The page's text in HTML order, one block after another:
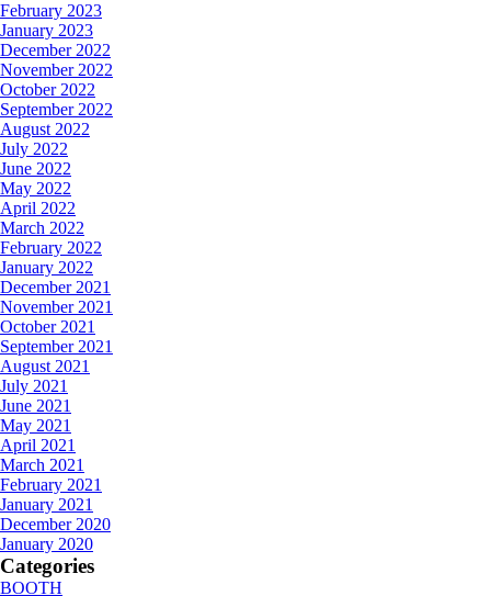
February 2023
January 2023
December 2022
November 2022
October 2022
September 2022
August 2022
July 2022
June 2022
May 2022
April 2022
March 2022
February 2022
January 2022
December 2021
November 2021
October 2021
September 2021
August 2021
July 2021
June 2021
May 2021
April 2021
March 2021
February 2021
January 2021
December 2020
January 2020
Categories
BOOTH